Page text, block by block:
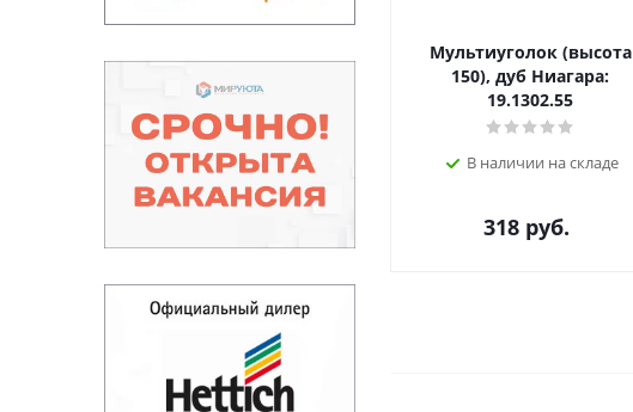
Мультиуголок (высота
150), дуб Ниагара:
19.1302.55
В наличии на складе
318руб.